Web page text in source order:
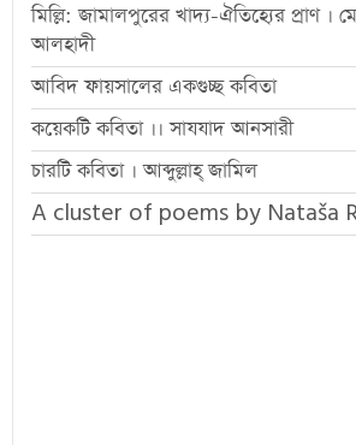
মিল্লি: জামালপুরের খাদ্য-ঐতিহ্যের প্রাণ ।
আলহাদী
আবিদ ফায়সালের একগুচ্ছ কবিতা
কয়েকটি কবিতা ।। সাযযাদ আনসারী
চারটি কবিতা । আব্দুল্লাহ্ জামিল
A cluster of poems by Nataša